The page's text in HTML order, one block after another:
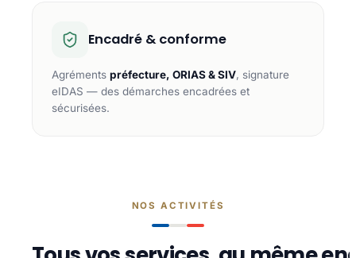
Encadré & conforme
Agréments préfecture, ORIAS & SIV, signature
eIDAS — des démarches encadrées et
sécurisées.
NOS ACTIVITÉS